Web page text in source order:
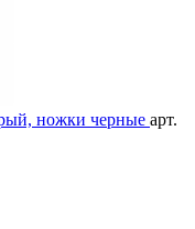
ножки черные арт.